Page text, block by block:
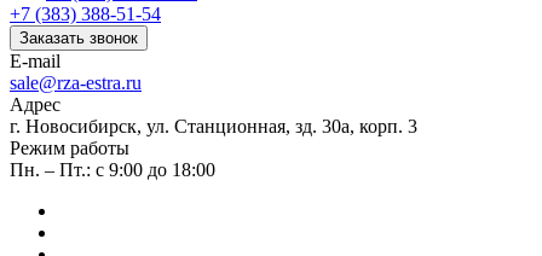
+7 (383) 388-51-54
Заказать звонок
E-mail
sale@rza-estra.ru
Адрес
г. Новосибирск, ул. Станционная, зд. 30а, корп. 3
Режим работы
Пн. – Пт.: с 9:00 до 18:00